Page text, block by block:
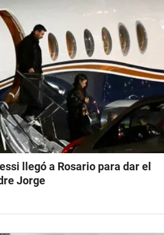
llegó a Rosario para dar el
Jorge